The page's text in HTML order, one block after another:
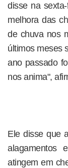
disse na
melhora das
de chuva nos
últimos meses
ano passado
nos anima",
Ele disse que
alagamentos
atingem em